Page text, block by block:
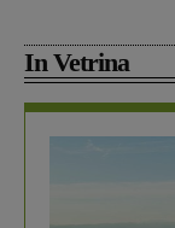
In Vetrina